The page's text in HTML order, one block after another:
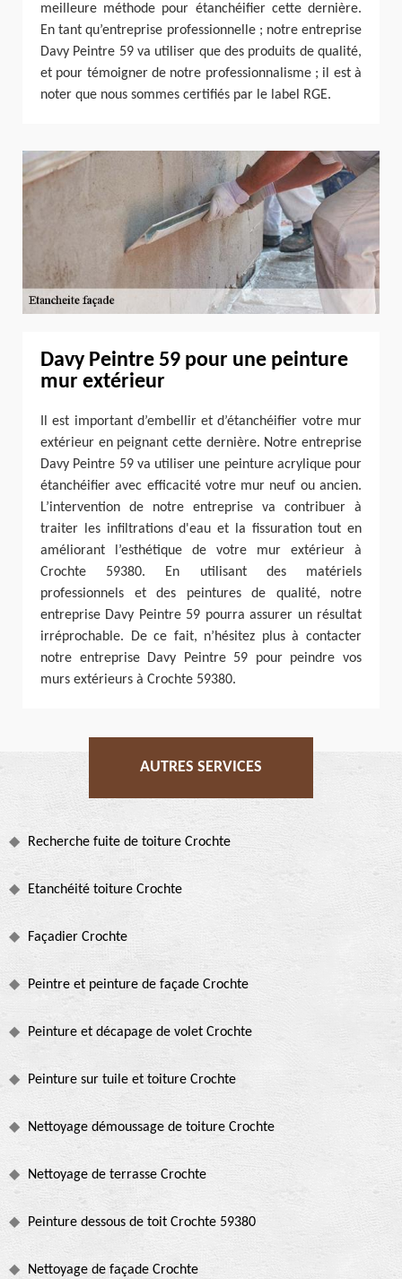
meilleure méthode pour étanchéifier cette dernière.
En tant qu’entreprise professionnelle ; notre entreprise
Davy Peintre 59 va utiliser que des produits de qualité,
et pour témoigner de notre professionnalisme ; il est à
noter que nous sommes certifiés par le label RGE.
Davy Peintre 59 pour une peinture
mur extérieur
Il est important d’embellir et d’étanchéifier votre mur
extérieur en peignant cette dernière. Notre entreprise
Davy Peintre 59 va utiliser une peinture acrylique pour
étanchéifier avec efficacité votre mur neuf ou ancien.
L’intervention de notre entreprise va contribuer à
traiter les infiltrations d'eau et la fissuration tout en
améliorant l’esthétique de votre mur extérieur à
Crochte 59380. En utilisant des matériels
professionnels et des peintures de qualité, notre
entreprise Davy Peintre 59 pourra assurer un résultat
irréprochable. De ce fait, n’hésitez plus à contacter
notre entreprise Davy Peintre 59 pour peindre vos
murs extérieurs à Crochte 59380.
AUTRES SERVICES
Recherche fuite de toiture Crochte
Etanchéité toiture Crochte
Façadier Crochte
Peintre et peinture de façade Crochte
Peinture et décapage de volet Crochte
Peinture sur tuile et toiture Crochte
Nettoyage démoussage de toiture Crochte
Nettoyage de terrasse Crochte
Peinture dessous de toit Crochte 59380
Nettoyage de façade Crochte